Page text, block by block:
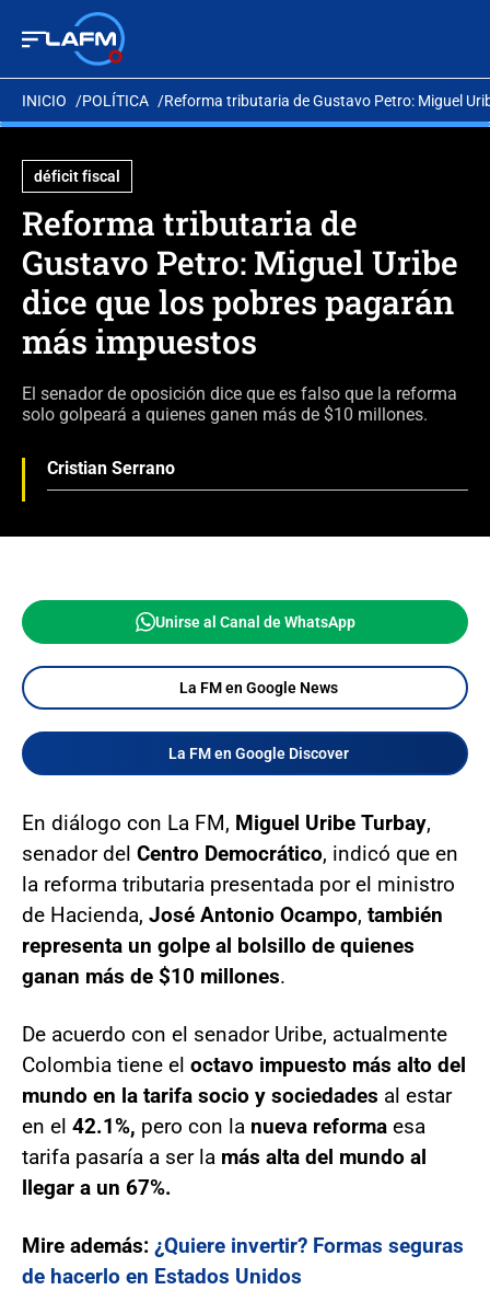
INICIO POLÍTICA Reforma tributaria de Gustavo Petro: Miguel
déficit fiscal
Reforma tributaria de
Gustavo Petro: Miguel Uribe
dice que los pobres pagarán
más impuestos
El senador de oposición dice que es falso que la reforma
solo golpeará a quienes ganen más de $10 millones.
Cristian Serrano
Unirse al Canal de WhatsApp
La FM en Google News
La FM en Google Discover
En diálogo con La FM, Miguel Uribe Turbay,
senador del Centro Democrático, indicó que en
la reforma tributaria presentada por el ministro
de Hacienda, José Antonio Ocampo, también
representa un golpe al bolsillo de quienes
ganan más de $10 millones.
De acuerdo con el senador Uribe, actualmente
Colombia tiene el octavo impuesto más alto del
mundo en la tarifa socio y sociedades al estar
en el 42.1%, pero con la nueva reforma esa
tarifa pasaría a ser la más alta del mundo al
llegar a un 67%.
Mire además: ¿Quiere invertir? Formas seguras
de hacerlo en Estados Unidos